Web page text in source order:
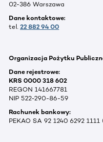
02-386 Warszawa
Dane kontaktowe:
tel. 22 882 94 00
Organizacja Pożytku
Dane rejestrowe:
KRS 0000 318 602
REGON 141667781
NIP 522-290-86-59
Rachunek bankowy:
PEKAO SA 92 1240 6292